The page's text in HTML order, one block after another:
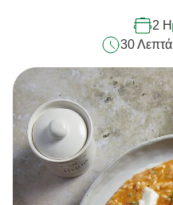
2 H
30 Λεπτά